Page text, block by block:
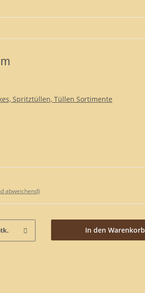
Spritztüllen, Tüllen Sortimente
abweichend)
In den Warenkorb